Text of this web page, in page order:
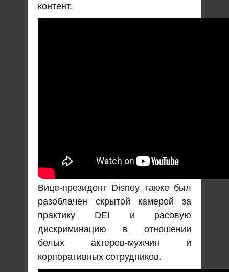
контент.
Вице-президент Disney также был
разоблачен скрытой камерой за
практику DEI и расовую
дискриминацию в отношении
белых актеров-мужчин и
корпоративных сотрудников.